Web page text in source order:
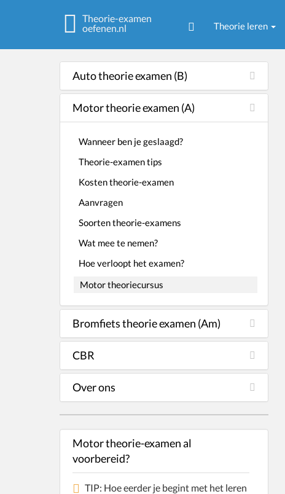
Theorie-examen
oefenen.nl
Theorie leren
Auto theorie examen (B)
Motor theorie examen (A)
Wanneer ben je geslaagd?
Theorie-examen tips
Kosten theorie-examen
Aanvragen
Soorten theorie-examens
Wat mee te nemen?
Hoe verloopt het examen?
Motor theoriecursus
Bromfiets theorie examen (Am)
CBR
Over ons
Motor theorie-examen al
voorbereid?
TIP: Hoe eerder je begint met het leren